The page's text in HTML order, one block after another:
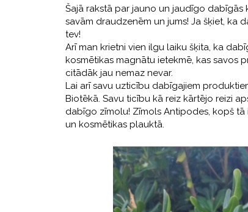
Šajā rakstā par jauno un jaudīgo dabīgās
savām draudzenēm un jums! Ja šķiet, ka
tev!
Arī man krietni vien ilgu laiku šķita, ka
kosmētikas magnātu ietekmē, kas savos
citādāk jau nemaz nevar.
Lai arī savu uzticību dabīgajiem
Biotēkā. Savu ticību kā reiz kārtējo reizi
dabīgo zīmolu! Zīmols Antipodes, kopš tā
un kosmētikas plauktā.